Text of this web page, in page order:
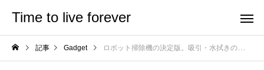
Time to live forever
記事 Gadget ロボット掃除機の決定版。吸引・水拭きの二刀流「ECOVACS DEEBOT N7」レビュー